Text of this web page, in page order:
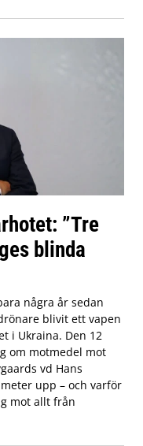
”Tre
blinda
några år sedan
blivit ett vapen
i Ukraina. Den 12
om motmedel mot
vd Hans
upp – och varför
mot allt från